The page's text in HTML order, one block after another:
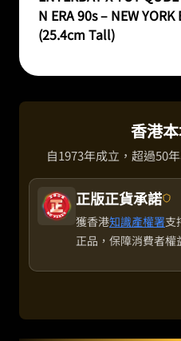
N ERA 90s – NEW
(25.4cm Tall)
香港
自1973年成立，超過50
正版正貨承諾
獲香港知識產權署支
正品，保障消費者權